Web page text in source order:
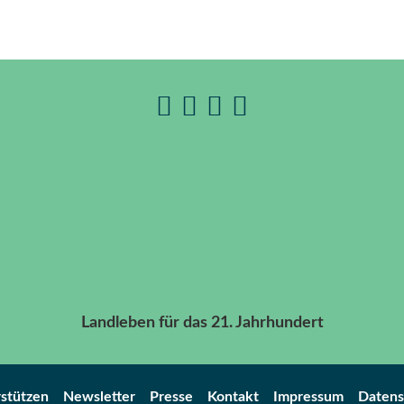
Landleben für das 21. Jahrhundert
Newsletter Presse Kontakt Impressum